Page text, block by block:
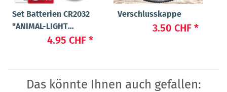
Set Batterien CR2032
"ANIMAL-LIGHT
4.95 CHF *
Verschlusskappe
3.50 CHF *
Das könnte Ihnen auch gefallen: